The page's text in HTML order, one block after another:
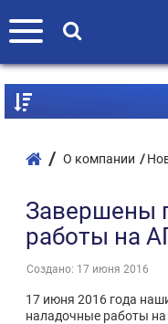
О компании
Завершены
работы на
Создано: 17 июня 2016
17 июня 2016 года
наладочные работы на